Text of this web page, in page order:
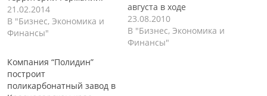
21.02.2014
В "Бизнес, Экономика и
Финансы"
августа в ходе
проведения 5-
й международной
специализированной
23.08.2010
В "Бизнес, Экономика и
Финансы"
Компания “Полидин”
построит
поликарбонатный завод в